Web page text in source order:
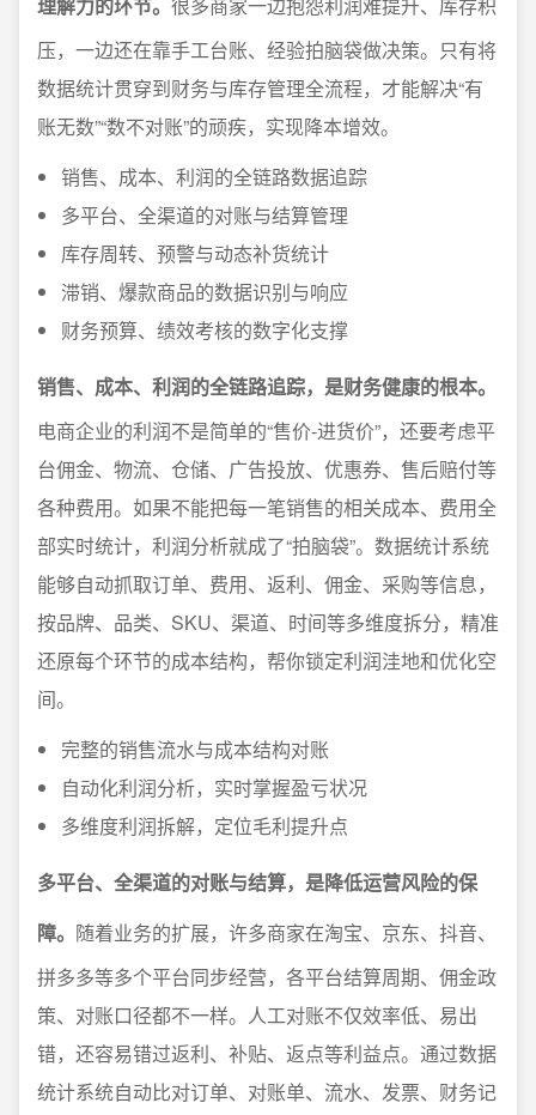
压，一边还在靠手工台账、经验拍脑袋做决策。只有将
数据统计贯穿到财务与库存管理全流程，才能解决“有
账无数”“数不对账”的顽疾，实现降本增效。
销售、成本、利润的全链路数据追踪
多平台、全渠道的对账与结算管理
库存周转、预警与动态补货统计
滞销、爆款商品的数据识别与响应
财务预算、绩效考核的数字化支撑
销售、成本、利润的全链路追踪，是财务健康的根本。
电商企业的利润不是简单的“售价-进货价”，还要考虑平
台佣金、物流、仓储、广告投放、优惠券、售后赔付等
各种费用。如果不能把每一笔销售的相关成本、费用全
部实时统计，利润分析就成了“拍脑袋”。数据统计系统
能够自动抓取订单、费用、返利、佣金、采购等信息，
按品牌、品类、SKU、渠道、时间等多维度拆分，精准
还原每个环节的成本结构，帮你锁定利润洼地和优化空
间。
完整的销售流水与成本结构对账
自动化利润分析，实时掌握盈亏状况
多维度利润拆解，定位毛利提升点
多平台、全渠道的对账与结算，是降低运营风险的保
障。 随着业务的扩展，许多商家在淘宝、京东、抖音、
拼多多等多个平台同步经营，各平台结算周期、佣金政
策、对账口径都不一样。人工对账不仅效率低、易出
错，还容易错过返利、补贴、返点等利益点。通过数据
统计系统自动比对订单、对账单、流水、发票、财务记